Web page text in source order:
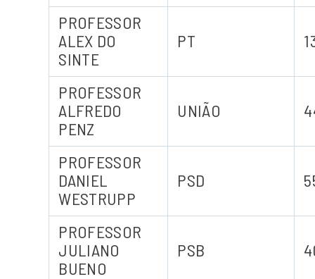
PROFESSOR
ALEX DO
SINTE
PT
PROFESSOR
ALFREDO
PENZ
UNIÃO
PROFESSOR
DANIEL
WESTRUPP
PSD
PROFESSOR
JULIANO
BUENO
PSB